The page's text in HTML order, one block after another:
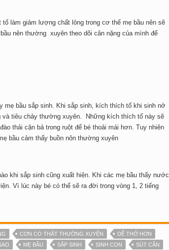
làm giảm lượng chất lỏng trong cơ thể mẹ bầu nên sẽ
nên thường xuyên theo dõi cân nặng của mình để
mẹ bầu sắp sinh. Khi sắp sinh, kích thích tố khi sinh nở
tiêu chảy thường xuyên. Những kích thích tố này sẽ
thải cặn bả trong ruột để bé thoải mái hơn. Tuy nhiên
bầu cảm thấy buồn nôn thường xuyên
khi sắp sinh cũng xuất hiện. Khi các mẹ bầu thấy nước
Vì lúc này bé có thể sẽ ra đời trong vòng 1, 2 tiếng
CƠN CO THẮT THƯỜNG XUYÊN
DỄ THỞ HƠN
MẸ BẦU SẮP SINH SINH CON
SÚT CÂN